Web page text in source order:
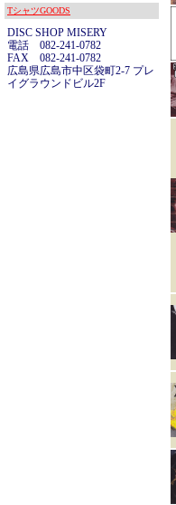
TシャツGOODS
DISC SHOP MISERY
電話 082-241-0782
FAX 082-241-0782
広島県広島市中区袋町2-7 プレ
イグラウンドビル2F